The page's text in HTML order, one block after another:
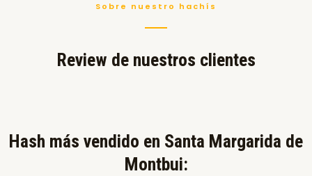
Sobre nuestro hachís
Review de nuestros clientes
Hash más vendido en Santa Margarida de
Montbui:​